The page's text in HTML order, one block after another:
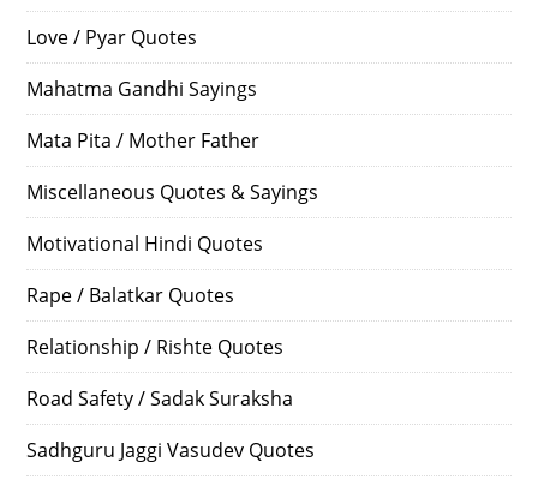
Love / Pyar Quotes
Mahatma Gandhi Sayings
Mata Pita / Mother Father
Miscellaneous Quotes & Sayings
Motivational Hindi Quotes
Rape / Balatkar Quotes
Relationship / Rishte Quotes
Road Safety / Sadak Suraksha
Sadhguru Jaggi Vasudev Quotes